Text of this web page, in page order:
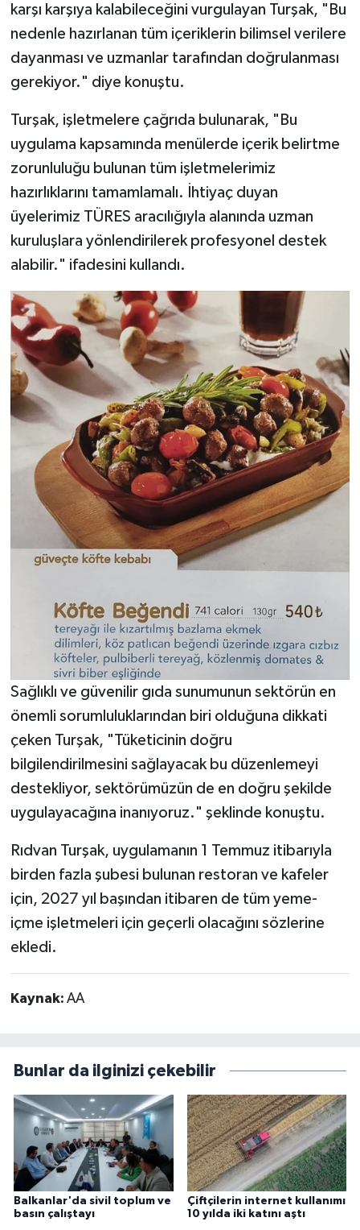
karşı karşıya kalabileceğini vurgulayan Turşak, "Bu
nedenle hazırlanan tüm içeriklerin bilimsel verilere
dayanması ve uzmanlar tarafından doğrulanması
gerekiyor." diye konuştu.
Turşak, işletmelere çağrıda bulunarak, "Bu
uygulama kapsamında menülerde içerik belirtme
zorunluluğu bulunan tüm işletmelerimiz
hazırlıklarını tamamlamalı. İhtiyaç duyan
üyelerimiz TÜRES aracılığıyla alanında uzman
kuruluşlara yönlendirilerek profesyonel destek
alabilir." ifadesini kullandı.
Sağlıklı ve güvenilir gıda sunumunun sektörün en
önemli sorumluluklarından biri olduğuna dikkati
çeken Turşak, "Tüketicinin doğru
bilgilendirilmesini sağlayacak bu düzenlemeyi
destekliyor, sektörümüzün de en doğru şekilde
uygulayacağına inanıyoruz." şeklinde konuştu.
Rıdvan Turşak, uygulamanın 1 Temmuz itibarıyla
birden fazla şubesi bulunan restoran ve kafeler
için, 2027 yıl başından itibaren de tüm yeme-
içme işletmeleri için geçerli olacağını sözlerine
ekledi.
Kaynak: AA
Bunlar da ilginizi çekebilir
Balkanlar'da sivil toplum ve
basın çalıştayı
Çiftçilerin internet kullanımı
10 yılda iki katını aştı